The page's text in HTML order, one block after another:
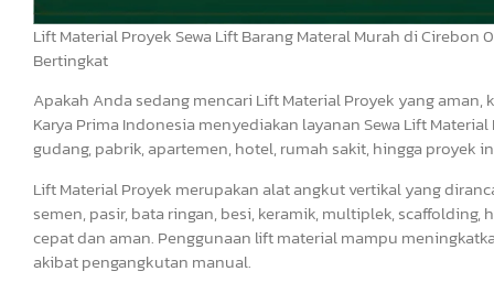
Lift Material Proyek Sewa Lift Barang Materal Murah di
Bertingkat
Apakah Anda sedang mencari Lift Material Proyek yang
Karya Prima Indonesia menyediakan layanan Sewa Lift
gudang, pabrik, apartemen, hotel, rumah sakit, hingga proyek
Lift Material Proyek merupakan alat angkut vertikal yang
semen, pasir, bata ringan, besi, keramik, multiplek,
cepat dan aman. Penggunaan lift material mampu
akibat pengangkutan manual.